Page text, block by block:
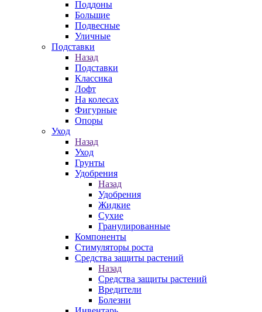
Поддоны
Большие
Подвесные
Уличные
Подставки
Назад
Подставки
Классика
Лофт
На колесах
Фигурные
Опоры
Уход
Назад
Уход
Грунты
Удобрения
Назад
Удобрения
Жидкие
Сухие
Гранулированные
Компоненты
Стимуляторы роста
Средства защиты растений
Назад
Средства защиты растений
Вредители
Болезни